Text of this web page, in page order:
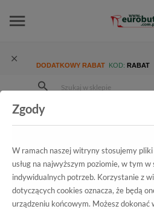
DODATKOWY RABAT KOD: RABAT
Ekskluzywne
Kolekcja
Wszystkie
Zgody
W ramach naszej witryny stosujemy
usług na najwyższym poziomie, w tym
indywidualnych potrzeb. Korzystanie z
dotyczących cookies oznacza, że będą
urządzeniu końcowym. Możesz dokonać